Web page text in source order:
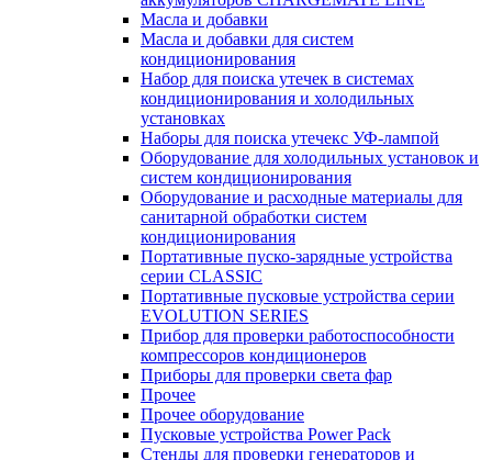
Масла и добавки
Масла и добавки для систем
кондиционирования
Набор для поиска утечек в системах
кондиционирования и холодильных
установках
Наборы для поиска утечекс УФ-лампой
Оборудование для холодильных установок и
систем кондиционирования
Оборудование и расходные материалы для
санитарной обработки систем
кондиционирования
Портативные пуско-зарядные устройства
серии CLASSIC
Портативные пусковые устройства серии
EVOLUTION SERIES
Прибор для проверки работоспособности
компрессоров кондиционеров
Приборы для проверки света фар
Прочее
Прочее оборудование
Пусковые устройства Power Pack
Стенды для проверки генераторов и